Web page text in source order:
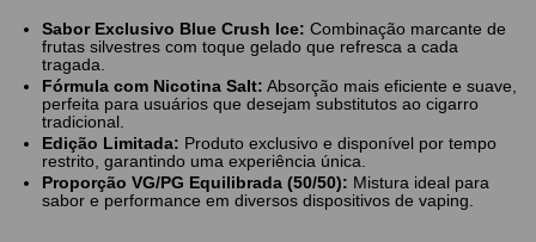
Sabor Exclusivo Blue Crush Ice: Combinação marcante de
frutas silvestres com toque gelado que refresca a cada
tragada.
Fórmula com Nicotina Salt: Absorção mais eficiente e suave,
perfeita para usuários que desejam substitutos ao cigarro
tradicional.
Edição Limitada: Produto exclusivo e disponível por tempo
restrito, garantindo uma experiência única.
Proporção VG/PG Equilibrada (50/50): Mistura ideal para
sabor e performance em diversos dispositivos de vaping.